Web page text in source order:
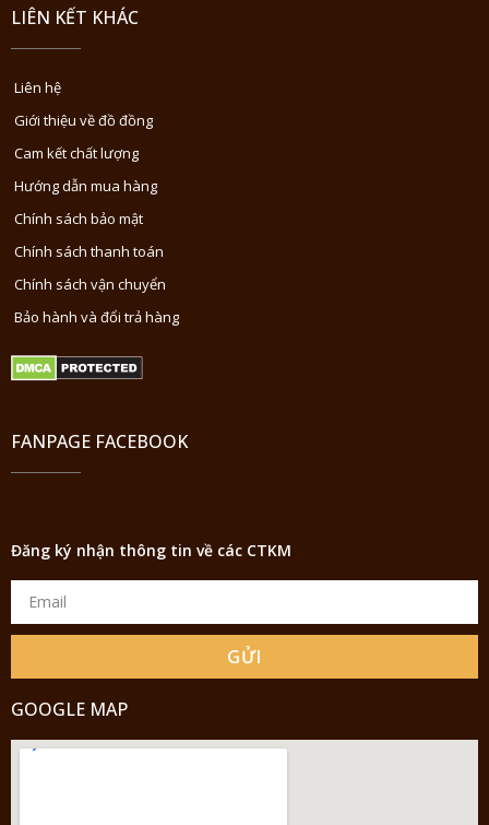
LIÊN KẾT KHÁC
Liên hệ
Giới thiệu về đồ đồng
Cam kết chất lượng
Hướng dẫn mua hàng
Chính sách bảo mật
Chính sách thanh toán
Chính sách vận chuyển
Bảo hành và đổi trả hàng
FANPAGE FACEBOOK
Đăng ký nhận thông tin về các CTKM
GỬI
GOOGLE MAP